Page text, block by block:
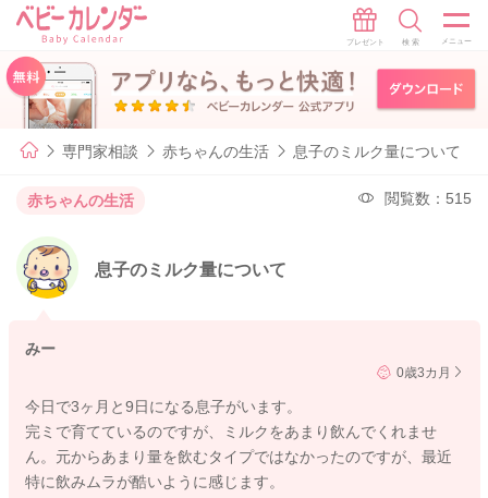
専門家相談 赤ちゃんの生活 息子のミルク量について
赤ちゃんの生活 閲覧数：515
息子のミルク量について
みー
0歳3カ月
今日で3ヶ月と9日になる息子がいます。
完ミで育てているのですが、ミルクをあまり飲んでくれませ
ん。元からあまり量を飲むタイプではなかったのですが、最近
特に飲みムラが酷いように感じます。